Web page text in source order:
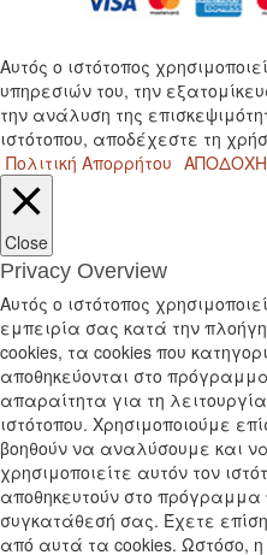
Αυτός ο ιστότοπος
υπηρεσιών του, την
την ανάλυση της
ιστότοπου, αποδέχεστε τη
Πολιτική Απορρήτου ΑΠΟΔΟΧΗ
Close
Privacy Overview
Αυτός ο ιστότοπος
εμπειρία σας κατά την
cookies, τα cookies που
αποθηκεύονται στο
απαραίτητα για τη
ιστότοπου. Χρησιμοποιούμε
βοηθούν να αναλύσουμε και
χρησιμοποιείτε αυτόν τον
αποθηκευτούν στο πρόγραμμα
συγκατάθεσή σας. Έχετε
από αυτά τα cookies. Ωστόσο,